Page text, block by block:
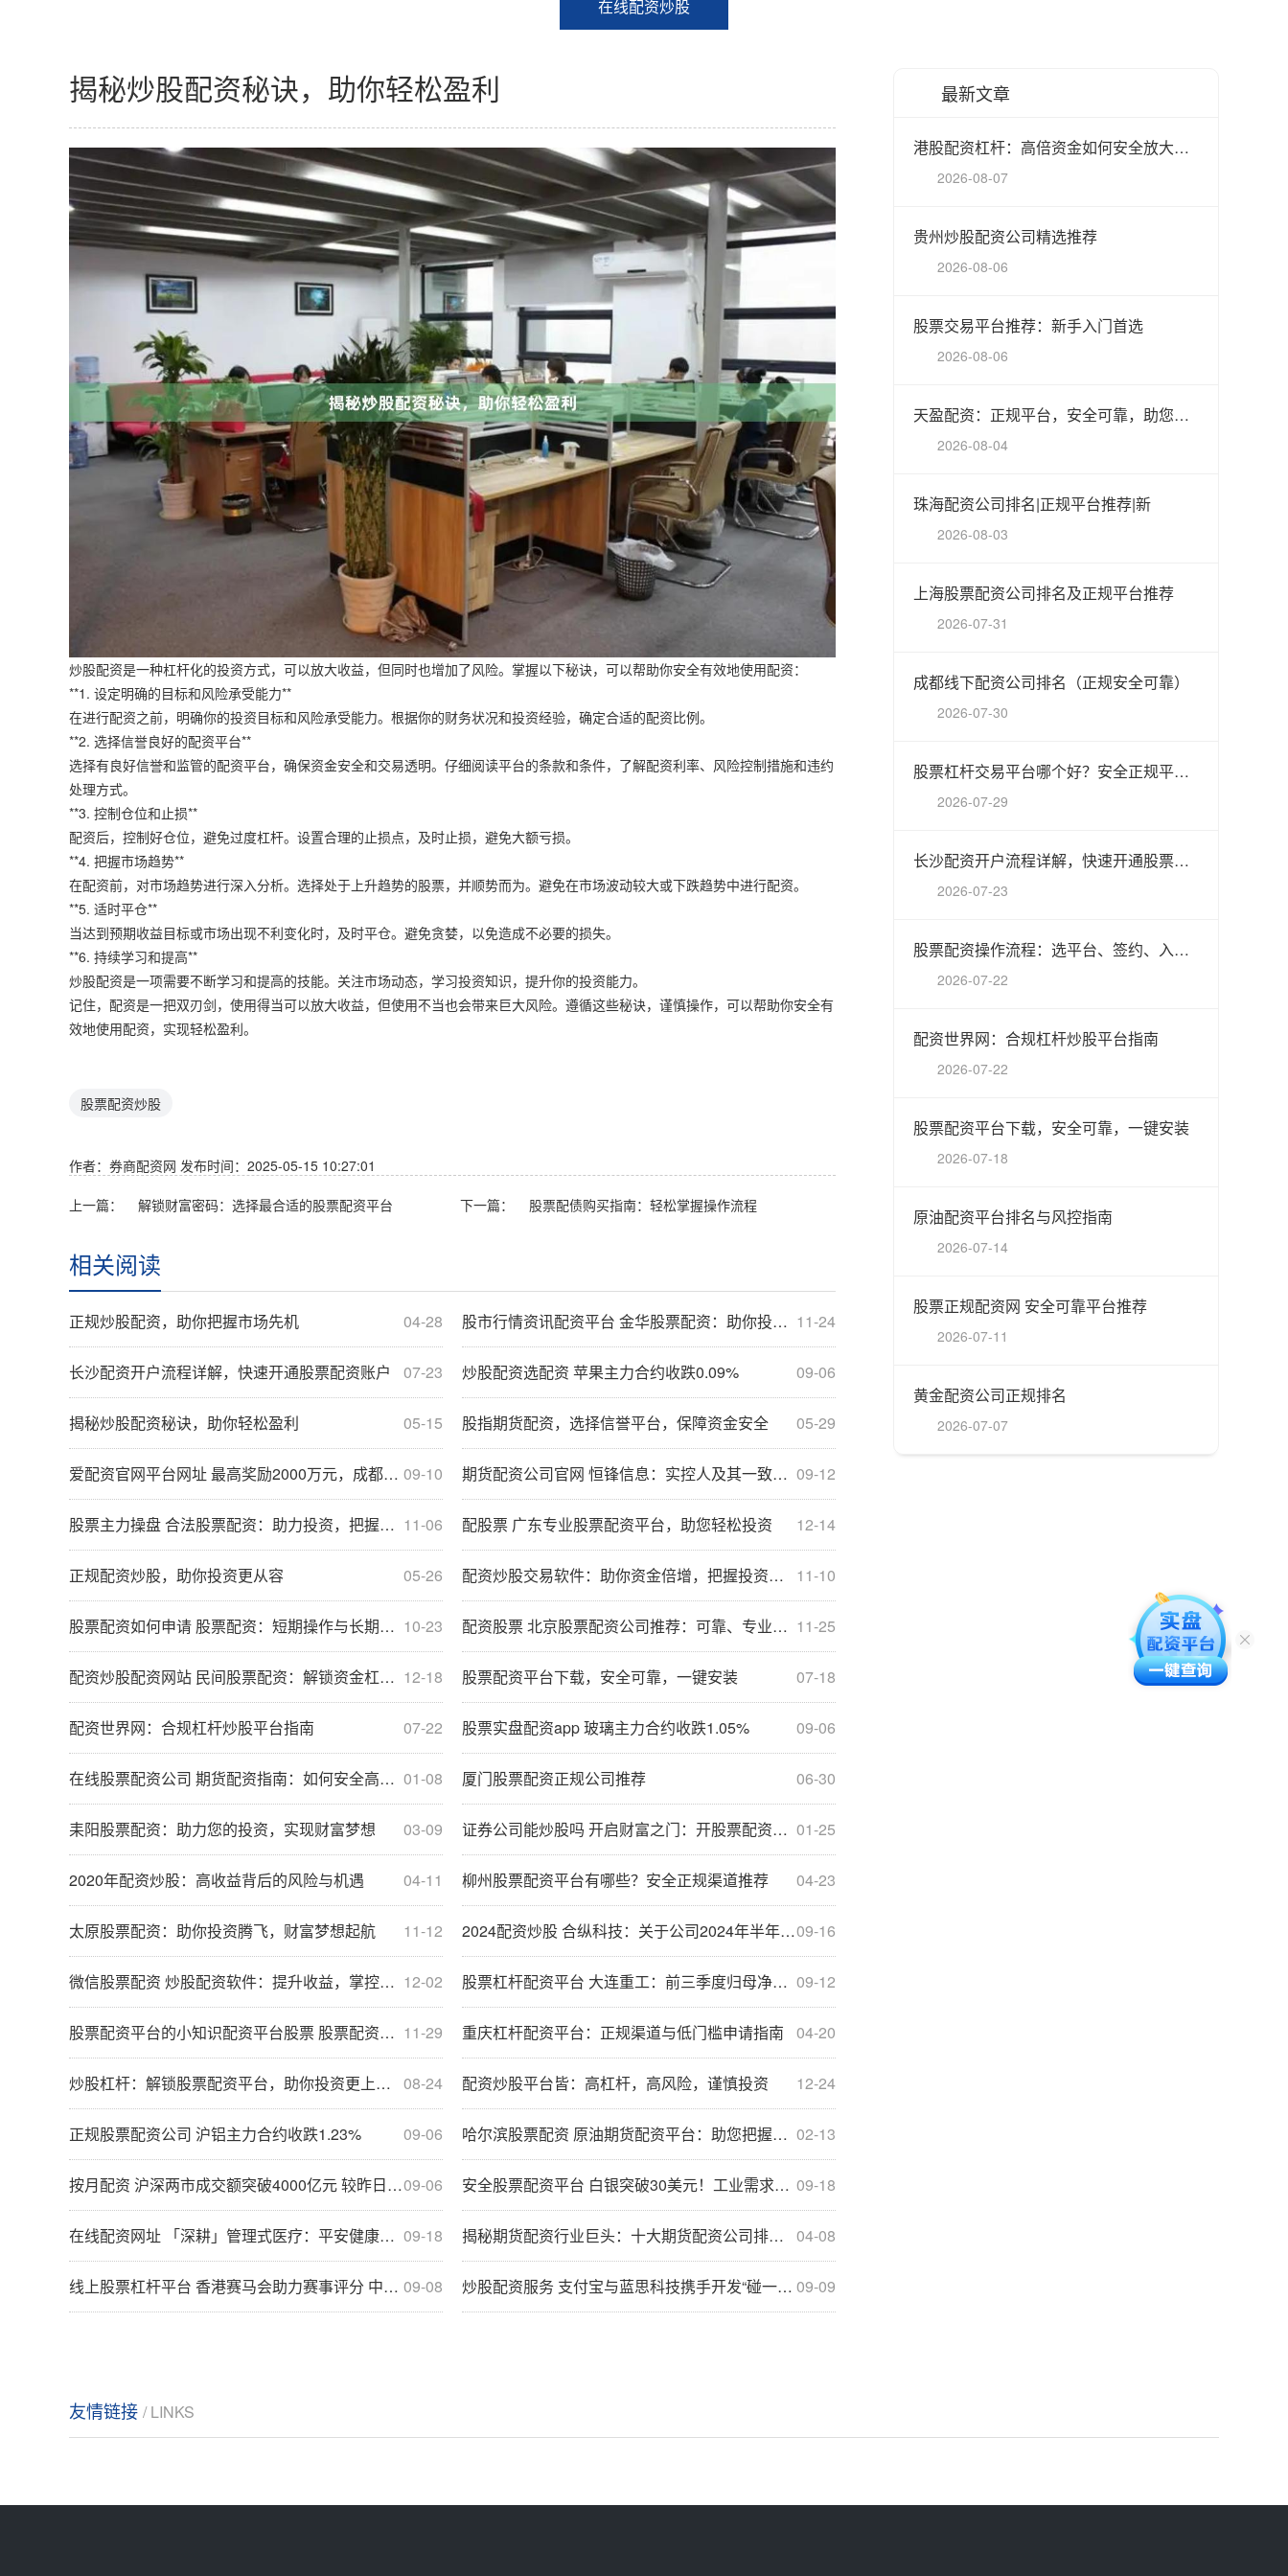
在线配资炒股
揭秘炒股配资秘诀，助你轻松盈利
炒股配资是一种杠杆化的投资方式，可以放大收益，但同时也增加了风险。掌握以下秘诀，可以帮助你安全有效地使用配资：
**1. 设定明确的目标和风险承受能力**
在进行配资之前，明确你的投资目标和风险承受能力。根据你的财务状况和投资经验，确定合适的配资比例。
**2. 选择信誉良好的配资平台**
选择有良好信誉和监管的配资平台，确保资金安全和交易透明。仔细阅读平台的条款和条件，了解配资利率、风险控制措施和违约
处理方式。
**3. 控制仓位和止损**
配资后，控制好仓位，避免过度杠杆。设置合理的止损点，及时止损，避免大额亏损。
**4. 把握市场趋势**
在配资前，对市场趋势进行深入分析。选择处于上升趋势的股票，并顺势而为。避免在市场波动较大或下跌趋势中进行配资。
**5. 适时平仓**
当达到预期收益目标或市场出现不利变化时，及时平仓。避免贪婪，以免造成不必要的损失。
**6. 持续学习和提高**
炒股配资是一项需要不断学习和提高的技能。关注市场动态，学习投资知识，提升你的投资能力。
记住，配资是一把双刃剑，使用得当可以放大收益，但使用不当也会带来巨大风险。遵循这些秘诀，谨慎操作，可以帮助你安全有
效地使用配资，实现轻松盈利。
股票配资炒股
作者：券商配资网 发布时间：2025-05-15 10:27:01
上一篇： 解锁财富密码：选择最合适的股票配资平台 下一篇： 股票配债购买指南：轻松掌握操作流程
相关阅读
04-28
正规炒股配资，助你把握市场先机 11-24
股市行情资讯配资平台 金华股票配资：助你投资之路更顺畅
07-23
长沙配资开户流程详解，快速开通股票配资账户 09-06
炒股配资选配资 苹果主力合约收跌0.09%
05-15
揭秘炒股配资秘诀，助你轻松盈利 05-29
股指期货配资，选择信誉平台，保障资金安全
09-10
爱配资官网平台网址 最高奖励2000万元，成都发布支持企业发展新政 09-12
期货配资公司官网 恒锋信息：实控人及其一致行动人拟协议转让5%股份 转让价格为7.18元/股
11-06
股票主力操盘 合法股票配资：助力投资，把握财富机遇 12-14
配股票 广东专业股票配资平台，助您轻松投资
05-26
正规配资炒股，助你投资更从容 11-10
配资炒股交易软件：助你资金倍增，把握投资良机
10-23
股票配资如何申请 股票配资：短期操作与长期操作，哪个更适合？ 11-25
配资股票 北京股票配资公司推荐：可靠、专业、值得信赖
12-18
配资炒股配资网站 民间股票配资：解锁资金杠杆，助力投资收益 07-18
股票配资平台下载，安全可靠，一键安装
07-22
配资世界网：合规杠杆炒股平台指南 09-06
股票实盘配资app 玻璃主力合约收跌1.05%
01-08
在线股票配资公司 期货配资指南：如何安全高效地杠杆交易 06-30
厦门股票配资正规公司推荐
03-09
耒阳股票配资：助力您的投资，实现财富梦想 01-25
证券公司能炒股吗 开启财富之门：开股票配资，助力投资腾飞
04-11
2020年配资炒股：高收益背后的风险与机遇 04-23
柳州股票配资平台有哪些？安全正规渠道推荐
11-12
太原股票配资：助你投资腾飞，财富梦想起航 09-16
2024配资炒股 合纵科技：关于公司2024年半年度的业绩数据，请您届时关注公司披露的《2024年半年度报告》
12-02
微信股票配资 炒股配资软件：提升收益，掌控风险 09-12
股票杠杆配资平台 大连重工：前三季度归母净利润同比增长20.7%-27.05%
11-29
股票配资平台的小知识配资平台股票 股票配资平台选哪个？资深投资者推荐 04-20
重庆杠杆配资平台：正规渠道与低门槛申请指南
08-24
炒股杠杆：解锁股票配资平台，助你投资更上一层楼 12-24
配资炒股平台皆：高杠杆，高风险，谨慎投资
09-06
正规股票配资公司 沪铝主力合约收跌1.23% 02-13
哈尔滨股票配资 原油期货配资平台：助您把握市场机遇，实现财富梦想
09-06
按月配资 沪深两市成交额突破4000亿元 较昨日此时缩量近400亿元 09-18
安全股票配资平台 白银突破30美元！工业需求回暖能否引爆新一轮涨势？
09-18
在线配资网址 「深耕」管理式医疗：平安健康「蜕变」的想象力 04-08
揭秘期货配资行业巨头：十大期货配资公司排名出炉
09-08
线上股票杠杆平台 香港赛马会助力赛事评分 中国马主联盟将办国际锦标大赛 09-09
炒股配资服务 支付宝与蓝思科技携手开发“碰一下”产品 开启支付新体验
最新文章
港股配资杠杆：高倍资金如何安全放大收益
2026-08-07
贵州炒股配资公司精选推荐
2026-08-06
股票交易平台推荐：新手入门首选
2026-08-06
天盈配资：正规平台，安全可靠，助您稳健投资
2026-08-04
珠海配资公司排名|正规平台推荐|新
2026-08-03
上海股票配资公司排名及正规平台推荐
2026-07-31
成都线下配资公司排名（正规安全可靠）
2026-07-30
股票杠杆交易平台哪个好？安全正规平台推荐指南
2026-07-29
长沙配资开户流程详解，快速开通股票配资账户
2026-07-23
股票配资操作流程：选平台、签约、入金、交易、结算
2026-07-22
配资世界网：合规杠杆炒股平台指南
2026-07-22
股票配资平台下载，安全可靠，一键安装
2026-07-18
原油配资平台排名与风控指南
2026-07-14
股票正规配资网 安全可靠平台推荐
2026-07-11
黄金配资公司正规排名
2026-07-07
友情链接 / LINKS